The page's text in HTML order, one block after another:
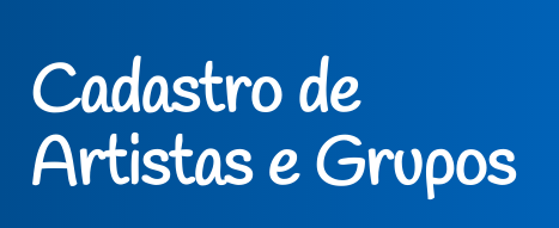
Cadastro de
Artistas e Grupos